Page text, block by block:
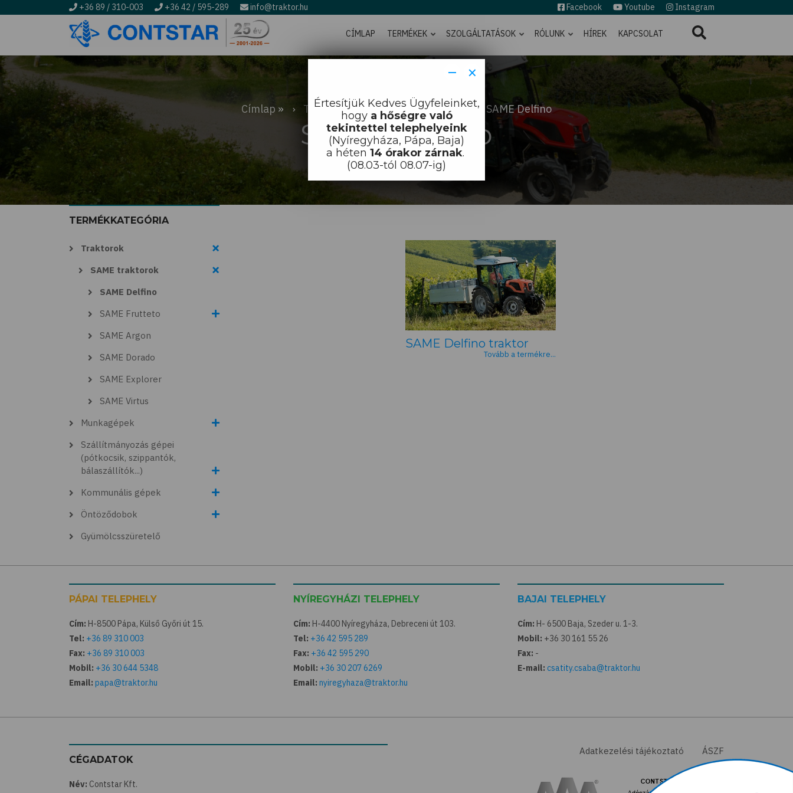
+36 89 / 310-003 +36 42 / 595-289 info@traktor.hu Facebook Youtube Instagram
CÍMLAP TERMÉKEK SZOLGÁLTATÁSOK RÓLUNK HÍREK KAPCSOLAT
Morzsa
Címlap Traktorok SAME traktorok SAME Delfino
SAME Delfino
TERMÉKKATEGÓRIA
Traktorok
SAME traktorok
SAME Delfino
SAME Frutteto
SAME Argon
SAME Dorado
SAME Explorer
SAME Virtus
Munkagépek
Szállítmányozás gépei
(pótkocsik, szippantók,
bálaszállítók...)
Kommunális gépek
Öntöződobok
Gyümölcsszüretelő
SAME Delfino traktor
Tovább a termékre...
×
−
Értesítjük Kedves Ügyfeleinket,
hogy a hőségre való
tekintettel telephelyeink
(Nyíregyháza, Pápa, Baja)
a héten 14 órakor zárnak.
(08.03-tól 08.07-ig)
PÁPAI TELEPHELY
Cím: H-8500 Pápa, Külső Győri út 15.
Tel: +36 89 310 003
Fax: +36 89 310 003
Mobil: +36 30 644 5348
Email: papa@traktor.hu
NYÍREGYHÁZI TELEPHELY
Cím: H-4400 Nyíregyháza, Debreceni út 103.
Tel: +36 42 595 289
Fax: +36 42 595 290
Mobil: +36 30 207 6269
Email: nyiregyhaza@traktor.hu
BAJAI TELEPHELY
Cím: H- 6500 Baja, Szeder u. 1-3.
Mobil: +36 30 161 55 26
Fax: -
E-mail: csatity.csaba@traktor.hu
CÉGADATOK
Név: Contstar Kft.
Adatkezelési tájékoztató ÁSZF